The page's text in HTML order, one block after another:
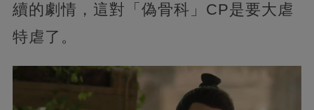
續的劇情，這對「偽骨科」CP是要大虐
特虐了。